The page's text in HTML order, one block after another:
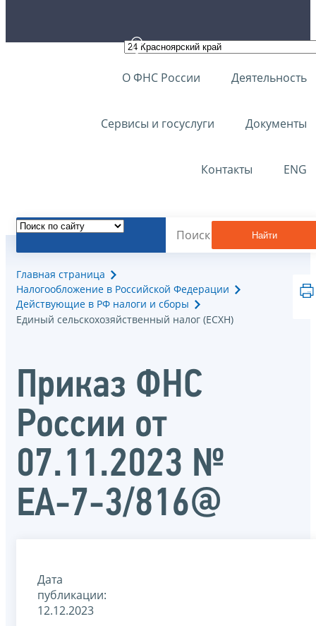
О ФНС России Деятельность
Сервисы и госуслуги Документы
Контакты ENG
Найти
Главная страница
Налогообложение в Российской Федерации
Действующие в РФ налоги и сборы
Единый сельскохозяйственный налог (ЕСХН)
Приказ ФНС
России от
07.11.2023 №
ЕА-7-3/816@
Дата
публикации:
12.12.2023